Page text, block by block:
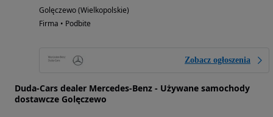
Golęczewo (Wielkopolskie)
Firma • Podbite
Zobacz ogłoszenia
Duda-Cars dealer Mercedes-Benz - Używane samochody
dostawcze Golęczewo